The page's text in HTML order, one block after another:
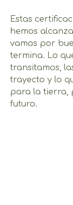
Estas
hemos
vamos por
termina. Lo
transitamos,
trayecto y lo
para la tierra,
futuro.